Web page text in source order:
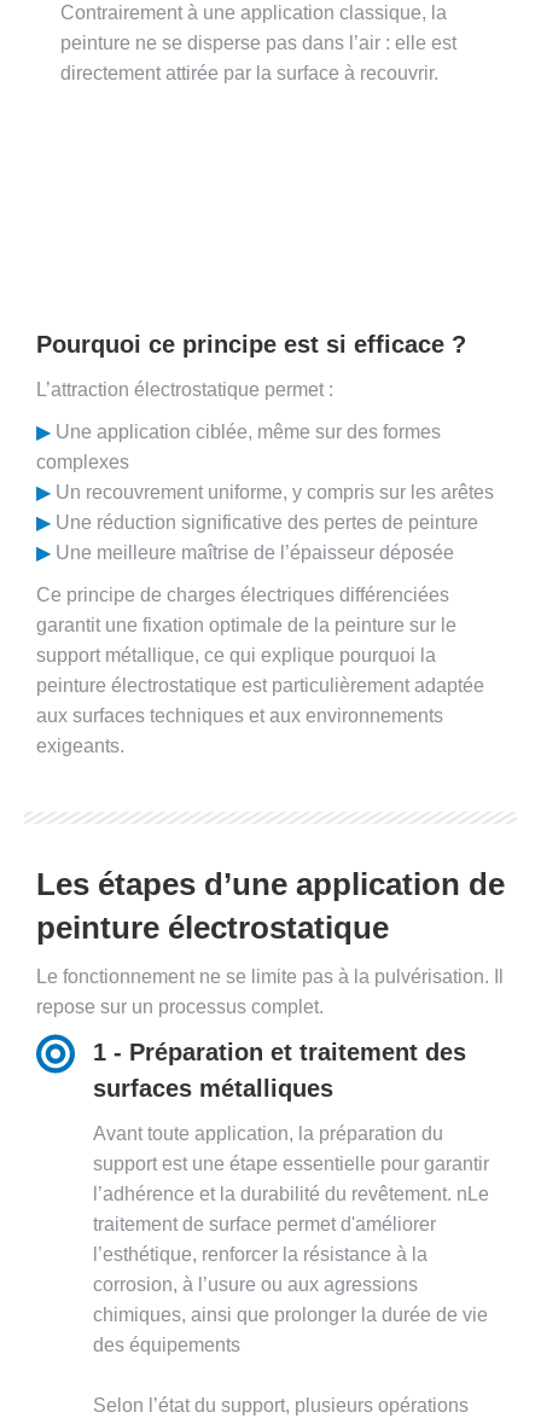
Contrairement à une application classique, la
peinture ne se disperse pas dans l’air : elle est
directement attirée par la surface à recouvrir.
Pourquoi ce principe est si efficace ?
L’attraction électrostatique permet :
▶ Une application ciblée, même sur des formes
complexes
▶ Un recouvrement uniforme, y compris sur les arêtes
▶ Une réduction significative des pertes de peinture
▶ Une meilleure maîtrise de l’épaisseur déposée
Ce principe de charges électriques différenciées
garantit une fixation optimale de la peinture sur le
support métallique, ce qui explique pourquoi la
peinture électrostatique est particulièrement adaptée
aux surfaces techniques et aux environnements
exigeants.
Les étapes d’une application de
peinture électrostatique
Le fonctionnement ne se limite pas à la pulvérisation. Il
repose sur un processus complet.
1 - Préparation et traitement des
surfaces métalliques
Avant toute application, la préparation du
support est une étape essentielle pour garantir
l’adhérence et la durabilité du revêtement. nLe
traitement de surface permet d'améliorer
l’esthétique, renforcer la résistance à la
corrosion, à l’usure ou aux agressions
chimiques, ainsi que prolonger la durée de vie
des équipements
Selon l’état du support, plusieurs opérations